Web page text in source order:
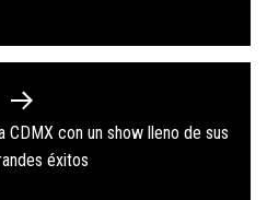
Next
post:
con un show lleno de sus
éxitos